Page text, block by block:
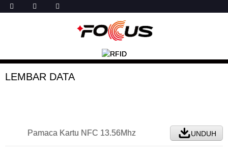
LEMBAR DATA
Pamaca Kartu NFC 13.56Mhz UNDUH